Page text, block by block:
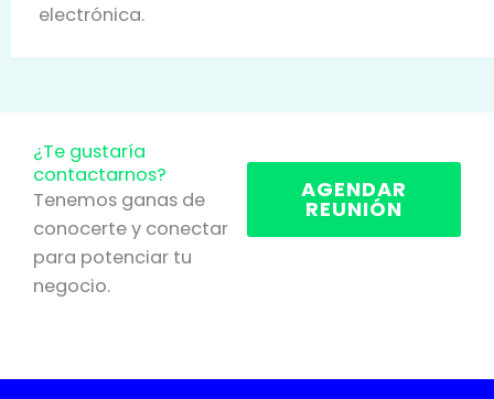
electrónica.
¿Te gustaría
contactarnos?
Tenemos ganas de
conocerte y conectar
para potenciar tu
negocio.
AGENDAR
REUNIÓN